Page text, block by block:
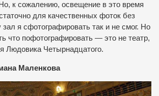
к сожалению, освещение в это время
для качественных фоток без
я сфотографировать так и не смог. Но
что пофотографировать — это не театр,
Людовика Четырнадцатого.
Маленкова